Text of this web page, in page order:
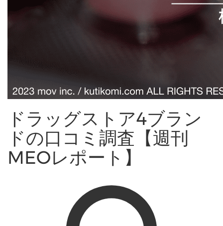
ドラッグストア4ブラン
ドの口コミ調査【週刊
MEOレポート】